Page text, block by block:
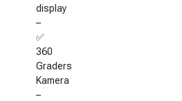
display
–
✅
360
Graders
Kamera
–